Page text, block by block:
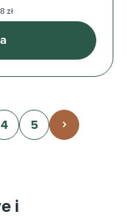
zł
Strona
4 Strona
5
i